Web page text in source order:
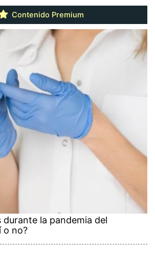
Contenido Premium
durante la pandemia del
o no?